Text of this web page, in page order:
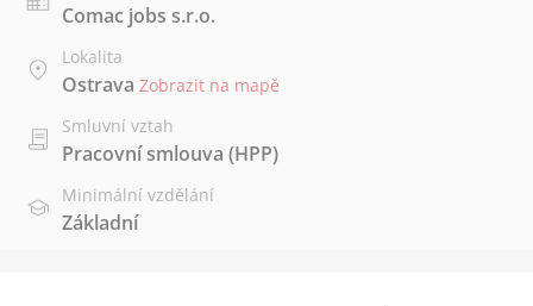
Comac jobs s.r.o.
Lokalita
Ostrava Zobrazit na mapě
Smluvní vztah
Pracovní smlouva (HPP)
Minimální vzdělání
Základní